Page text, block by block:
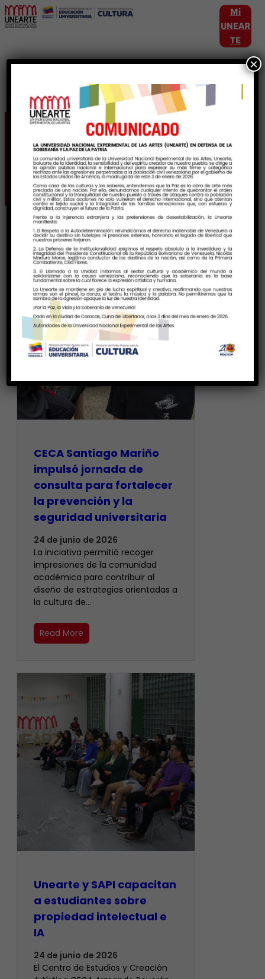
Mi
UNEAR
TE
Etiqueta:
TransformacionEducativa
CECA Santiago Mariño
impulsó jornada de
consulta para fortalecer
la prevención y la
seguridad universitaria
24 de junio de 2026
La iniciativa permitió recoger
impresiones de la comunidad
académica para contribuir al
diseño de estrategias orientadas a
la cultura de…
Read More
Unearte y SAPI capacitan
a estudiantes sobre
propiedad intelectual e
IA
24 de junio de 2026
El Centro de Estudios y Creación
×